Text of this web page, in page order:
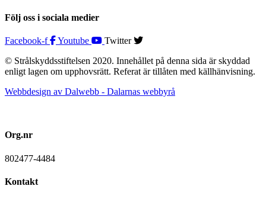
Följ oss i sociala medier
Facebook-f Youtube
Twitter
© Strålskyddsstiftelsen 2020. Innehållet på denna sida är skyddad
enligt lagen om upphovsrätt. Referat är tillåten med källhänvisning.
Webbdesign av Dalwebb - Dalarnas webbyrå
Org.nr
802477-4484
Kontakt